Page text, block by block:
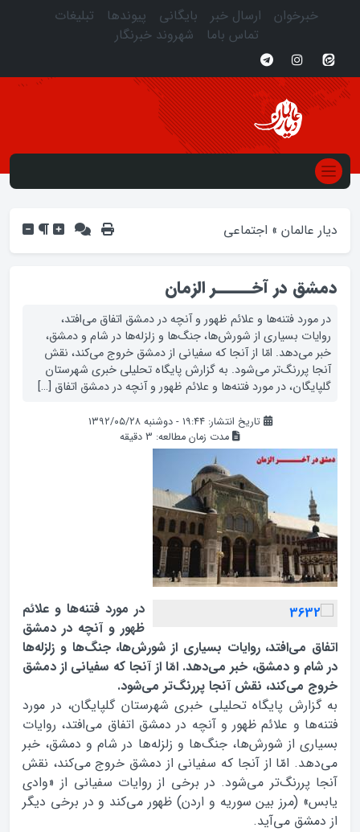
خبرخوان ارسال خبر بایگانی پیوندها
تبلیغات
تماس باما
شهروند خبرنگار
دیار عالمان » اجتماعی
دمشق در آخـــــر الزمان
در مورد فتنه‌ها و علائم ظهور و آنچه در دمشق اتفاق می‌افتد،
روایات بسیاری از شورش‌ها، جنگ‌ها و زلزله‌ها در شام و دمشق،
خبر می‌دهد. امّا از آنجا که سفیانی از دمشق خروج می‌کند، نقش
آنجا پررنگ‌تر می‌شود. به گزارش پایگاه تحلیلی خبری شهرستان
گلپایگان، در مورد فتنه‌ها و علائم ظهور و آنچه در دمشق اتفاق […]
تاریخ انتشار: ۱۹:۴۴ - دوشنبه ۱۳۹۲/۰۵/۲۸
مدت زمان مطالعه: 3 دقیقه
در مورد فتنه‌ها و علائم
ظهور و آنچه در دمشق
اتفاق می‌افتد، روایات بسیاری از شورش‌ها، جنگ‌ها و زلزله‌ها
در شام و دمشق، خبر می‌دهد. امّا از آنجا که سفیانی از دمشق
خروج می‌کند، نقش آنجا پررنگ‌تر می‌شود.
به گزارش پایگاه تحلیلی خبری شهرستان گلپایگان، در مورد
فتنه‌ها و علائم ظهور و آنچه در دمشق اتفاق می‌افتد، روایات
بسیاری از شورش‌ها، جنگ‌ها و زلزله‌ها در شام و دمشق، خبر
می‌دهد. امّا از آنجا که سفیانی از دمشق خروج می‌کند، نقش
آنجا پررنگ‌تر می‌شود. در برخی از روایات سفیانی از «وادی
یابس» (مرز بین سوریه و اردن) ظهور می‌کند و در برخی دیگر
از دمشق می‌آید.